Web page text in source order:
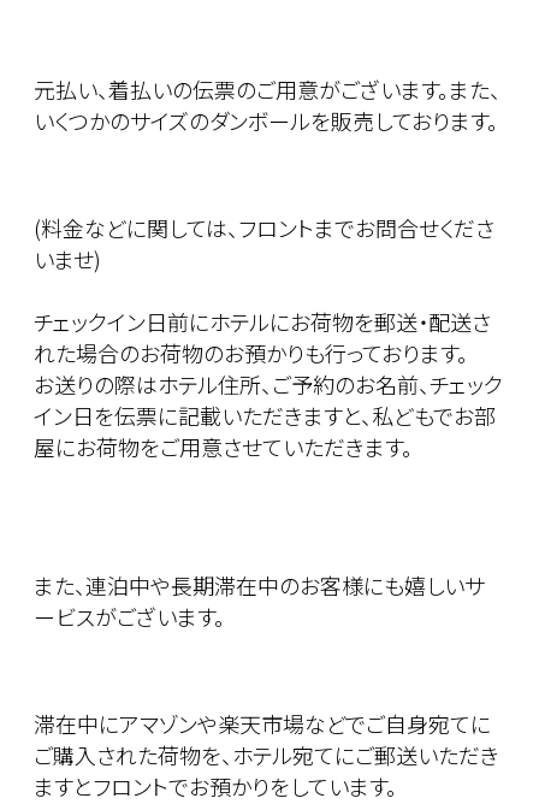
元払い、着払いの伝票のご用意がございます。また、
いくつかのサイズのダンボールを販売しております。
(料金などに関しては、フロントまでお問合せくださ
いませ)
チェックイン日前にホテルにお荷物を郵送・配送さ
れた場合のお荷物のお預かりも行っております。
お送りの際はホテル住所、ご予約のお名前、チェック
イン日を伝票に記載いただきますと、私どもでお部
屋にお荷物をご用意させていただきます。
また、連泊中や長期滞在中のお客様にも嬉しいサ
ービスがございます。
滞在中にアマゾンや楽天市場などでご自身宛てに
ご購入された荷物を、ホテル宛てにご郵送いただき
ますとフロントでお預かりをしています。